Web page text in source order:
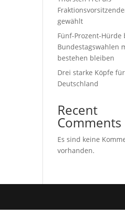
gewählt
Fünf-Prozent-Hürde
Bundestagswahlen
bestehen bleiben
Drei starke Köpfe für
Deutschland
Recent
Comments
Es sind keine
vorhanden.